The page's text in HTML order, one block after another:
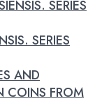
SERIES
SERIES
AND
COINS FROM